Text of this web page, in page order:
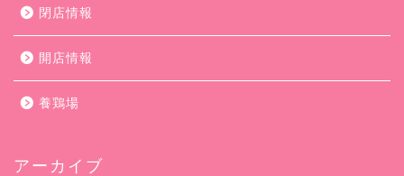
閉店情報
開店情報
養鶏場
アーカイブ